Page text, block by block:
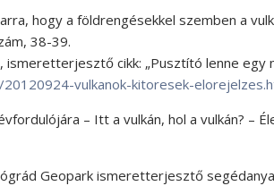
hogy a földrengésekkel szemben a
38-39.
ismeretterjesztő cikk: „Pusztító lenne egy
vulkanok-kitoresek-
– Itt a vulkán, hol a vulkán? –
Geopark ismeretterjesztő